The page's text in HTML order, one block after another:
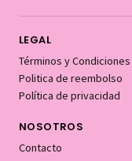
LEGAL
Términos y Condiciones
Politica de reembolso
Política de privacidad
NOSOTROS
Contacto